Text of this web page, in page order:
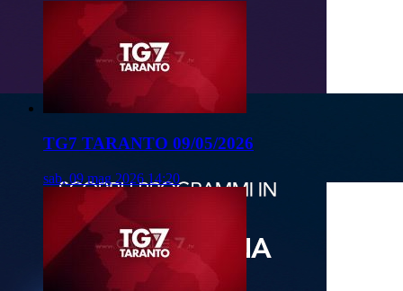
TG7 TARANTO 09/05/2026
sab, 09 mag 2026 14:20